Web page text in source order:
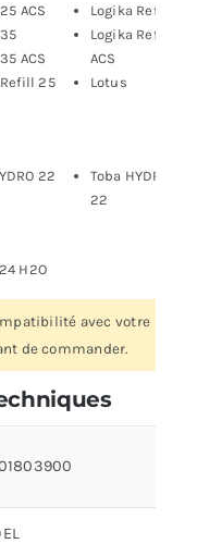
ACS
ACS
25
Logika Refill 35
Logika Refill 35
ACS
Lotus
22
Toba HYDRO/S
22
H2O
avec votre
de commander.